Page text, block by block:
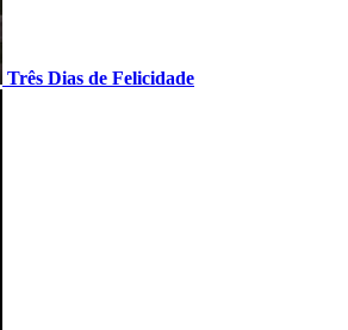
Três Dias de Felicidade